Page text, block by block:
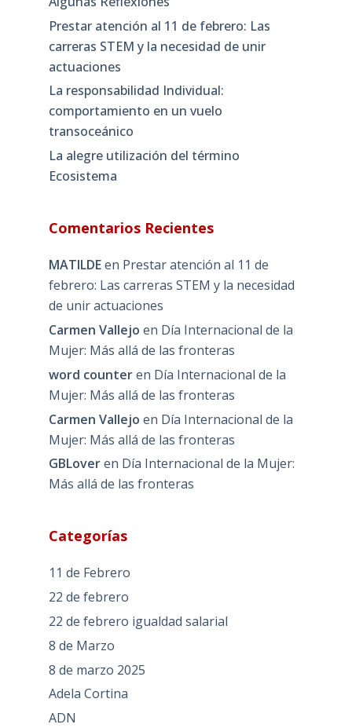
Prestar atención al 11 de febrero: Las
carreras STEM y la necesidad de unir
actuaciones
La responsabilidad Individual:
comportamiento en un vuelo
transoceánico
La alegre utilización del término
Ecosistema
Comentarios Recientes
MATILDEen Prestar atención al 11 de
febrero: Las carreras STEM y la necesidad
de unir actuaciones
Carmen Vallejo en Día Internacional de la
Mujer: Más allá de las fronteras
word counteren Día Internacional de la
Mujer: Más allá de las fronteras
Carmen Vallejo en Día Internacional de la
Mujer: Más allá de las fronteras
GBLoveren Día Internacional de la Mujer:
Más allá de las fronteras
Categorías
11 de Febrero
22 de febrero
22 de febrero igualdad salarial
8 de Marzo
8 de marzo 2025
Adela Cortina
ADN